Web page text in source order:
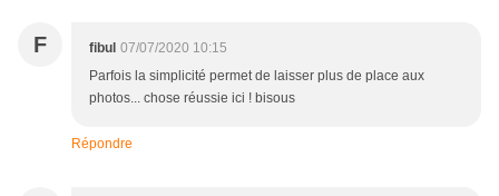
F fibul 07/07/2020 10:15
Parfois la simplicité permet de laisser plus de place aux
photos... chose réussie ici ! bisous
Répondre